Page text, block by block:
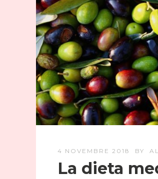
4 NOVEMBRE 2018 BY
La dieta